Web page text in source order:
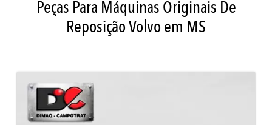
Peças Para Máquinas Originais De
Reposição Volvo em MS